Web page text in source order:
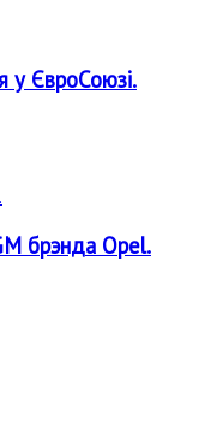
у ЄвроСоюзі.
брэнда Opel.